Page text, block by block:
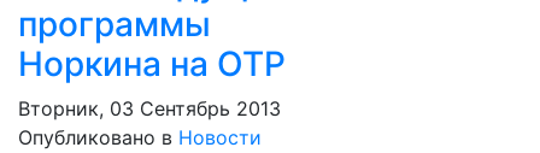
программы
Норкина на ОТР
Вторник, 03 Сентябрь 2013
Опубликовано в Новости